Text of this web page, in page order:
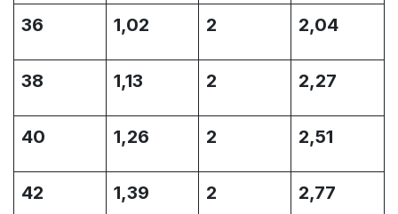
36 1,02 2 2,04
38 1,13 2 2,27
40 1,26 2 2,51
42 1,39 2 2,77